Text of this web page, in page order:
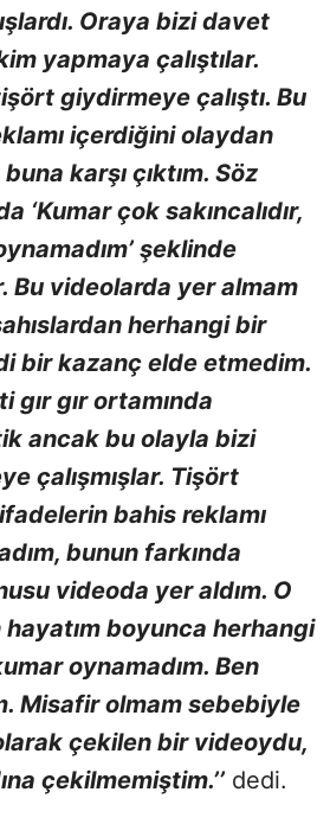
Oraya bizi davet
yapmaya çalıştılar.
giydirmeye çalıştı. Bu
içerdiğini olaydan
karşı çıktım. Söz
‘Kumar çok sakıncalıdır,
şeklinde
Bu videolarda yer almam
herhangi bir
bir kazanç elde etmedim.
gır gır ortamında
ancak bu olayla bizi
çalışmışlar. Tişört
bahis reklamı
bunun farkında
videoda yer aldım. O
boyunca herhangi
oynamadım. Ben
Misafir olmam sebebiyle
çekilen bir videoydu,
çekilmemiştim.’’ dedi.